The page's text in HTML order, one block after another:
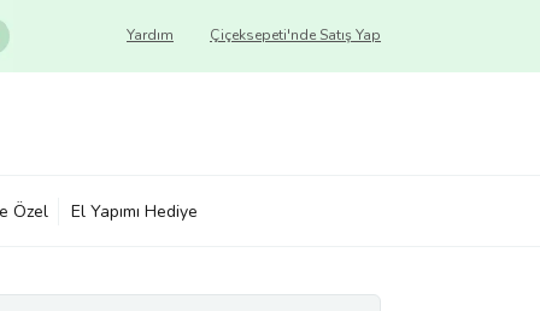
Çiçeksepeti'nde Satış Yap
Yardım
Özel El Yapımı Hediye